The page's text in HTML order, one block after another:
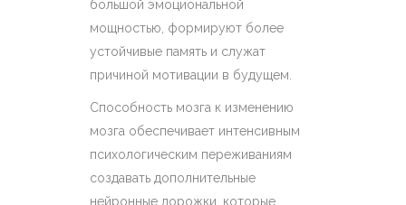
большой эмоциональной
мощностью, формируют более
устойчивые память и служат
причиной мотивации в будущем.
Способность мозга к изменению
мозга обеспечивает интенсивным
психологическим переживаниям
создавать дополнительные
нейронные дорожки, которые